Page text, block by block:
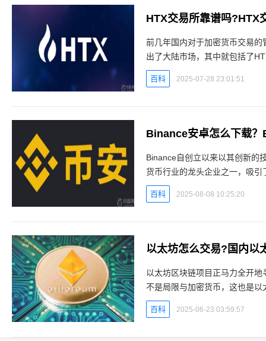
HTX交易所靠谱吗?HTX
前几年国内对于加密货币交易
出了大陆市场，其中就包括了
旧受到很多投资者的信赖，因
百科 2025-07-28 23:01:51
Binance安卓怎么下载
Binance自创立以来以其创新的
货币行业的龙头企业之一，吸
一，被很多投资者去使用。然
百科 2025-08-08 10:25:20
以太坊怎么交易?国内以
以太坊区块链项目正马力全开
不是局限与加密货币，这也是
稳定，深受投资者的欢迎。也
百科 2025-06-23 03:59:57